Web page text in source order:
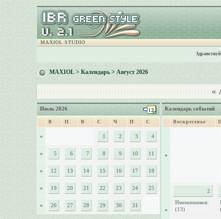
MAXIOL STUDIO
MAXIOL>Календарь> Август 2026
«
Июль 2026
В П В С Ч П С
» 1 2 3 4
» 5 6 7 8 9 10 11
» 12 13 14 15 16 17 18
» 19 20 21 22 23 24 25
» 26 27 28 29 30 31
Календарь событий
Воскресенье
»
»
2
Именинников:
(13)